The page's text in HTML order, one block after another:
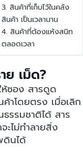
3. สินค้าที่เก็บไว้ในคลัง
สินค้า เป็นเวลานาน
4. สินค้าที่ต้องแห้งสนิท
ตลอดเวลา
ย เม็ด?
ห้ซอง สารดูด
าโดยตรง เมื่อเลิก
รรมชาติได้ สาร
ไม่ทำลายสิ่ง
นได้